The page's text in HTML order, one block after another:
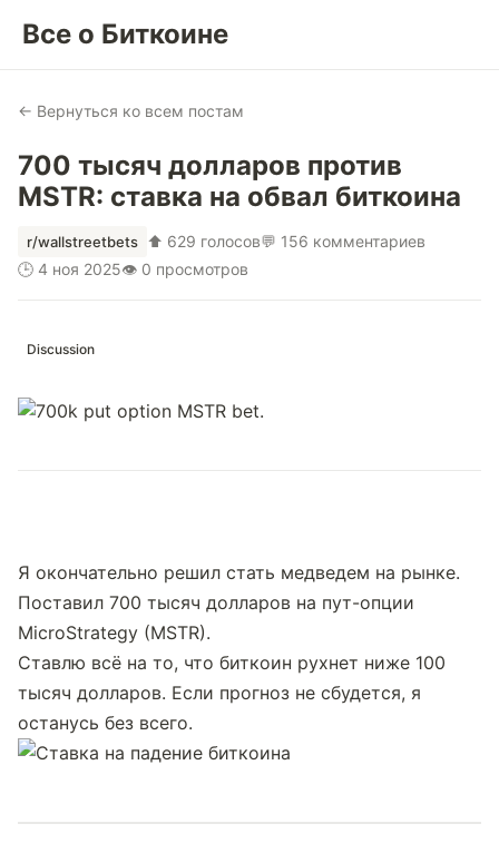
Все о Биткоине
← Вернуться ко всем постам
700 тысяч долларов против
MSTR: ставка на обвал биткоина
r/wallstreetbets ⬆ 629 голосов💬 156 комментариев
🕒 4 ноя 2025👁 0 просмотров
Discussion
Я окончательно решил стать медведем на рынке.
Поставил 700 тысяч долларов на пут-опции
MicroStrategy (MSTR).
Ставлю всё на то, что биткоин рухнет ниже 100
тысяч долларов. Если прогноз не сбудется, я
останусь без всего.